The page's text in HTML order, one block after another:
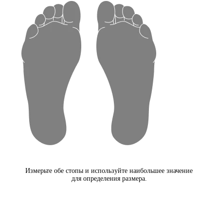
Измерьте обе стопы и используйте наибольшее значение
для определения размера.